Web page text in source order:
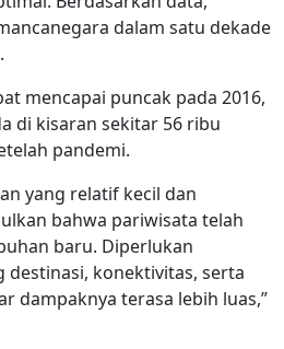
dalam satu dekade
mencapai puncak pada 2016,
di kisaran sekitar 56 ribu
pandemi.
yang relatif kecil dan
bahwa pariwisata telah
baru. Diperlukan
destinasi, konektivitas, serta
dampaknya terasa lebih luas,”